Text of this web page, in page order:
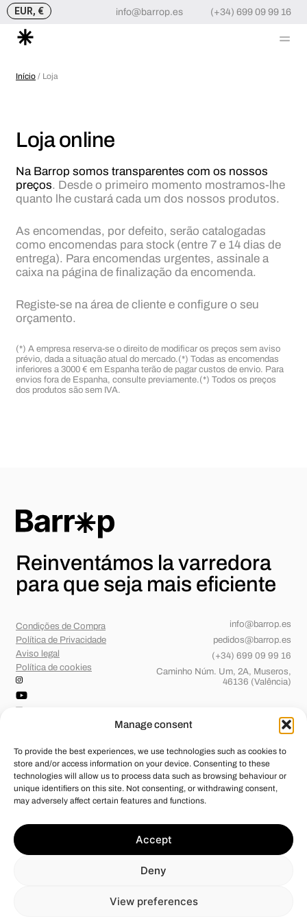
Manage consent
To provide the best experiences, we use technologies such as cookies to
store and/or access information on your device. Consenting to these
technologies will allow us to process data such as browsing behaviour or
unique identifiers on this site. Not consenting, or withdrawing consent,
may adversely affect certain features and functions.
Accept
Deny
View preferences
content
info@barrop.es (+34) 699 09 99 16
EUR, €
Início / Loja
Loja online
Na Barrop somos transparentes com os nossos
preços. Desde o primeiro momento mostramos-lhe
quanto lhe custará cada um dos nossos produtos.
As encomendas, por defeito, serão catalogadas
como encomendas para stock (entre 7 e 14 dias de
entrega). Para encomendas urgentes, assinale a
caixa na página de finalização da encomenda.
Registe-se na área de cliente e configure o seu
orçamento.
(*) A empresa reserva-se o direito de modificar os preços sem aviso
prévio, dada a situação atual do mercado. (*) Todas as encomendas
inferiores a 3000 € em Espanha terão de pagar custos de envio. Para
envios fora de Espanha, consulte previamente. (*) Todos os preços
dos produtos são sem IVA.
Reinventámos la varredora
para que seja mais eficiente
info@barrop.es
pedidos@barrop.es
(+34) 699 09 99 16
Caminho Núm. Um, 2A, Museros,
46136 (Valência)
objetivo é o reforço do crescimento sustentável e a competitividade
das PME, e graças ao qual pôs em marcha um Plano de Ação com o
digital, da promoção online e do comércio eletrónico em mercados
#EuropaSeSiente”
Condições de Compra
Política de Privacidade
Aviso legal
Política de cookies